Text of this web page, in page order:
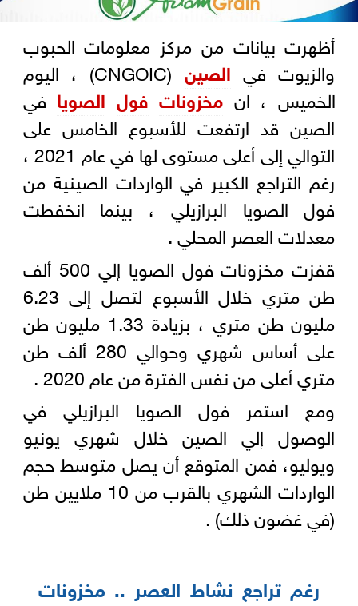
أظهرت بيانات من مركز معلومات الحبوب
والزيوت في الصين
(CNGOIC) ، اليوم
الخميس ، ان مخزونات فول الصويا في
الصين قد ارتفعت للأسبوع الخامس على
التوالي إلى أعلى مستوى لها في عام 2021 ،
رغم التراجع الكبير في الواردات الصينية من
فول الصويا البرازيلي ، بينما انخفطت
معدلات العصر المحلي .
قفزت مخزونات فول الصويا إلي 500 ألف
طن متري خلال الأسبوع لتصل إلى 6.23
مليون طن متري ، بزيادة 1.33 مليون طن
على أساس شهري وحوالي 280 ألف طن
متري أعلى من نفس الفترة من عام 2020 .
ومع استمر فول الصويا البرازيلي في
الوصول إلي الصين خلال شهري يونيو
ويوليو، فمن المتوقع أن يصل متوسط ​​حجم
الواردات الشهري بالقرب من 10 ملايين طن
(في غضون ذلك) .
رغم تراجع نشاط العصر .. مخزونات